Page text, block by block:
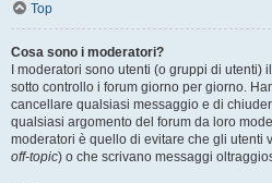
Top
Cosa sono i moderatori?
I moderatori sono utenti (o gruppi di utenti)
sotto controllo i forum giorno per giorno.
cancellare qualsiasi messaggio e di
qualsiasi argomento del forum da loro
moderatori è quello di evitare che gli utenti
off-topic) o che scrivano messaggi